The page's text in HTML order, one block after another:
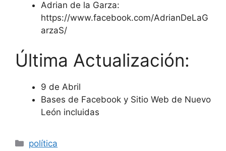
Adrian de la Garza:
https://www.facebook.com/AdrianDeLaG
arzaS/
Última Actualización:
9 de Abril
Bases de Facebook y Sitio Web de Nuevo
León incluidas
Categorías
política